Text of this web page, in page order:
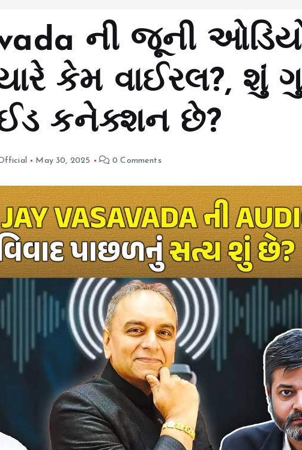
ની જૂની
કેમ વાઈરલ?, શું
કનેક્શન છે?
May 30, 2025 0 Comments